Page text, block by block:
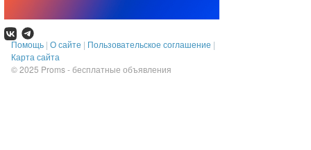
Помощь | О сайте | Пользовательское соглашение |
Карта сайта
© 2025 Proms - бесплатные объявления